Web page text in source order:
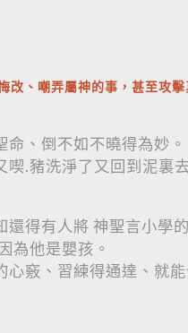
改、嘲弄屬神的事，甚至攻擊
、倒不如不曉得為妙。
.豬洗淨了又回到泥裏
得有人將 神聖言小學
為他是嬰孩。
竅、習練得通達、就